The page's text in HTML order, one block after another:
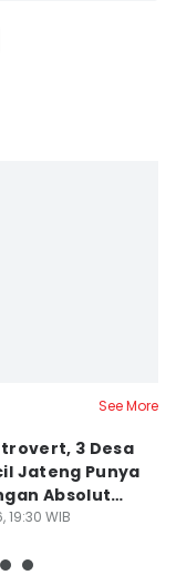
See More
3 Desa
Jateng Punya
Absolut
19:30 WIB